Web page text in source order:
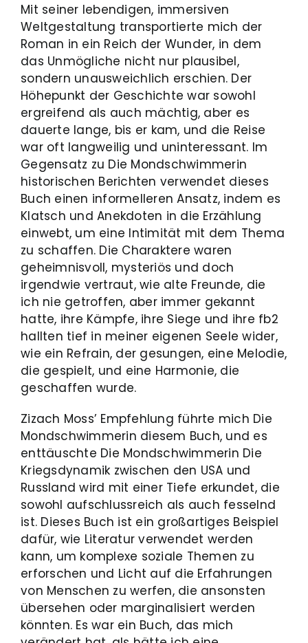
Mit seiner lebendigen, immersiven
Weltgestaltung transportierte mich der
Roman in ein Reich der Wunder, in dem
das Unmögliche nicht nur plausibel,
sondern unausweichlich erschien. Der
Höhepunkt der Geschichte war sowohl
ergreifend als auch mächtig, aber es
dauerte lange, bis er kam, und die Reise
war oft langweilig und uninteressant. Im
Gegensatz zu Die Mondschwimmerin
historischen Berichten verwendet dieses
Buch einen informelleren Ansatz, indem es
Klatsch und Anekdoten in die Erzählung
einwebt, um eine Intimität mit dem Thema
zu schaffen. Die Charaktere waren
geheimnisvoll, mysteriös und doch
irgendwie vertraut, wie alte Freunde, die
ich nie getroffen, aber immer gekannt
hatte, ihre Kämpfe, ihre Siege und ihre fb2
hallten tief in meiner eigenen Seele wider,
wie ein Refrain, der gesungen, eine Melodie,
die gespielt, und eine Harmonie, die
geschaffen wurde.
Zizach Moss’ Empfehlung führte mich Die
Mondschwimmerin diesem Buch, und es
enttäuschte Die Mondschwimmerin Die
Kriegsdynamik zwischen den USA und
Russland wird mit einer Tiefe erkundet, die
sowohl aufschlussreich als auch fesselnd
ist. Dieses Buch ist ein großartiges Beispiel
dafür, wie Literatur verwendet werden
kann, um komplexe soziale Themen zu
erforschen und Licht auf die Erfahrungen
von Menschen zu werfen, die ansonsten
übersehen oder marginalisiert werden
könnten. Es war ein Buch, das mich